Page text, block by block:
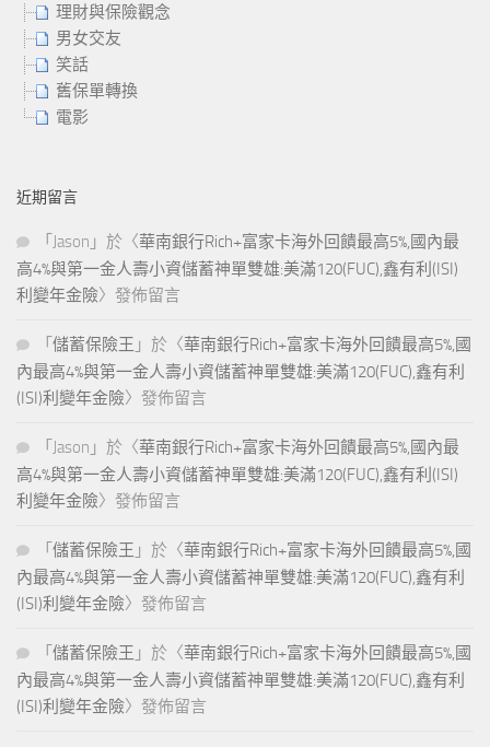
理財與保險觀念
男女交友
笑話
舊保單轉換
電影
近期留言
「 Jason 」於〈華南銀行Rich+富家卡海外回饋最高5%,國內最
高4%與第一金人壽小資儲蓄神單雙雄:美滿120(FUC),鑫有利(ISI)
利變年金險〉發佈留言
「 儲蓄保險王 」於〈華南銀行Rich+富家卡海外回饋最高5%,國
內最高4%與第一金人壽小資儲蓄神單雙雄:美滿120(FUC),鑫有利
(ISI)利變年金險〉發佈留言
「 Jason 」於〈華南銀行Rich+富家卡海外回饋最高5%,國內最
高4%與第一金人壽小資儲蓄神單雙雄:美滿120(FUC),鑫有利(ISI)
利變年金險〉發佈留言
「 儲蓄保險王 」於〈華南銀行Rich+富家卡海外回饋最高5%,國
內最高4%與第一金人壽小資儲蓄神單雙雄:美滿120(FUC),鑫有利
(ISI)利變年金險〉發佈留言
「 儲蓄保險王 」於〈華南銀行Rich+富家卡海外回饋最高5%,國
內最高4%與第一金人壽小資儲蓄神單雙雄:美滿120(FUC),鑫有利
(ISI)利變年金險〉發佈留言